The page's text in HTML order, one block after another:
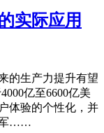
实际应用
的生产力提升有望
亿至6600亿美
体验的个性化，并
军……